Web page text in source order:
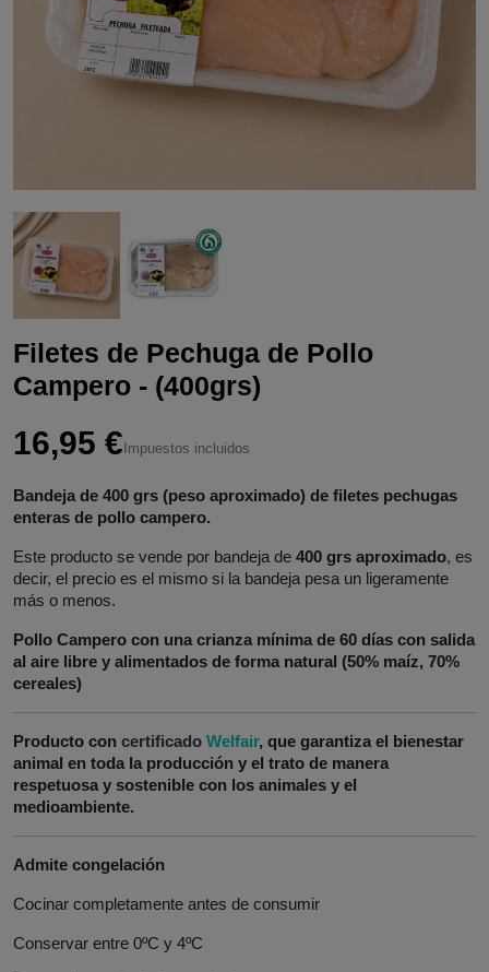
Filetes de Pechuga de Pollo
Campero - (400grs)
16,95 € Impuestos incluidos
Bandeja de 400 grs (peso aproximado) de filetes pechugas
enteras de pollo campero.
Este producto se vende por bandeja de 400 grs aproximado, es
decir, el precio es el mismo si la bandeja pesa un ligeramente
más o menos.
Pollo Campero con una crianza mínima de 60 días con salida
al aire libre y alimentados de forma natural (50% maíz, 70%
cereales)
Producto con certificado Welfair, que garantiza el bienestar
animal en toda la producción y el trato de manera
respetuosa y sostenible con los animales y el
medioambiente.
Admite congelación
Cocinar completamente antes de consumir
Conservar entre 0ºC y 4ºC